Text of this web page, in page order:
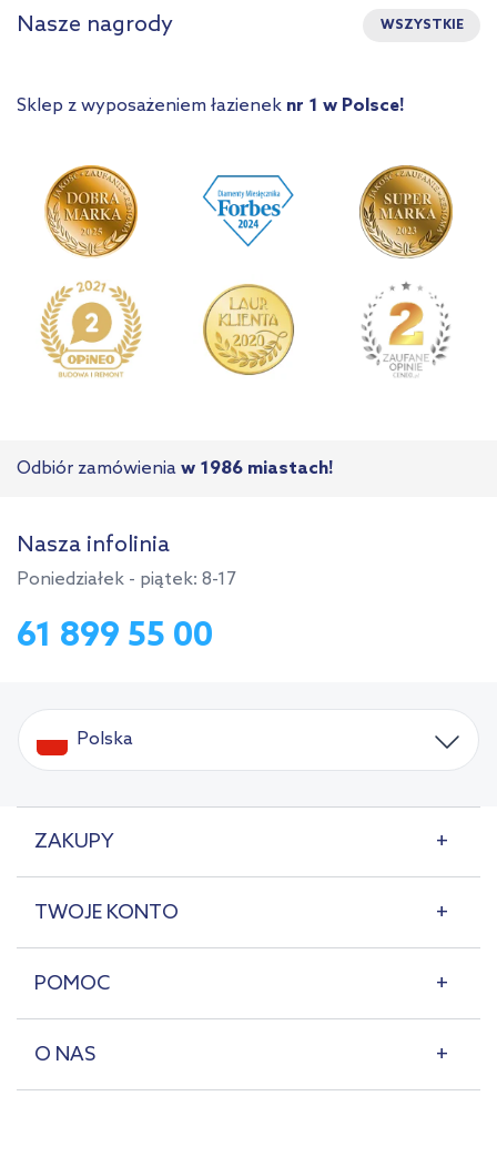
Nasze nagrody WSZYSTKIE
Sklep z wyposażeniem łazienek nr 1 w Polsce!
Odbiór zamówienia w 1986 miastach!
Nasza infolinia
Poniedziałek - piątek: 8-17
61 899 55 00
Polska
ZAKUPY
TWOJE KONTO
POMOC
O NAS